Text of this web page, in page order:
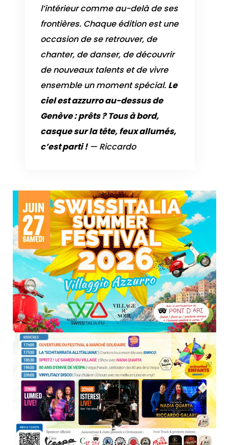
l’intérieur comme au-delà de ses
frontières. Chaque édition est une
occasion de se retrouver, de
chanter, de danser, de découvrir
de nouveaux talents et de vivre
ensemble un moment spécial. Le
ciel est azzurro au-dessus de
Genève : prêts ? Tous à bord,
casque sur la tête, feux allumés,
c’est parti !— Riccardo